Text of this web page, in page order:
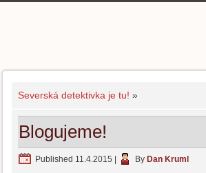
Severská detektivka je tu! »
Blogujeme!
Published 11.4.2015 By Dan Kruml